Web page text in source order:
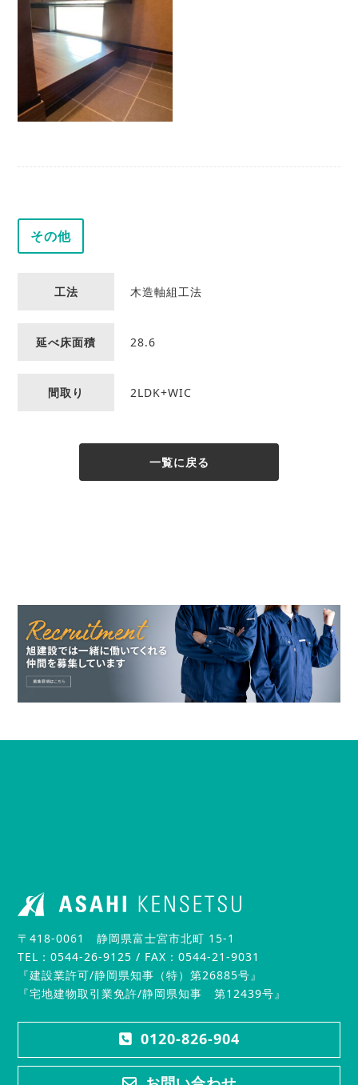
その他
工法 木造軸組工法
延べ床面積 28.6
間取り 2LDK+WIC
一覧に戻る
〒418-0061 静岡県富士宮市北町 15-1
TEL：0544-26-9125 / FAX：0544-21-9031
『建設業許可/静岡県知事（特）第26885号』
『宅地建物取引業免許/静岡県知事 第12439号』
0120-826-904